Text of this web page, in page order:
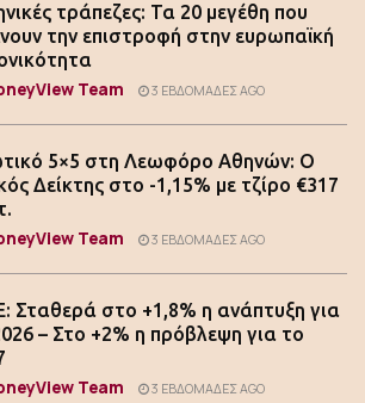
τράπεζες: Τα 20 μεγέθη που
την επιστροφή στην ευρωπαϊκή
Team 3 ΕΒΔΟΜΆΔΕΣ AGO
5×5 στη Λεωφόρο Αθηνών: Ο
Δείκτης στο -1,15% με τζίρο €317
Team 3 ΕΒΔΟΜΆΔΕΣ AGO
Σταθερά στο +1,8% η ανάπτυξη για
– Στο +2% η πρόβλεψη για το
Team 3 ΕΒΔΟΜΆΔΕΣ AGO